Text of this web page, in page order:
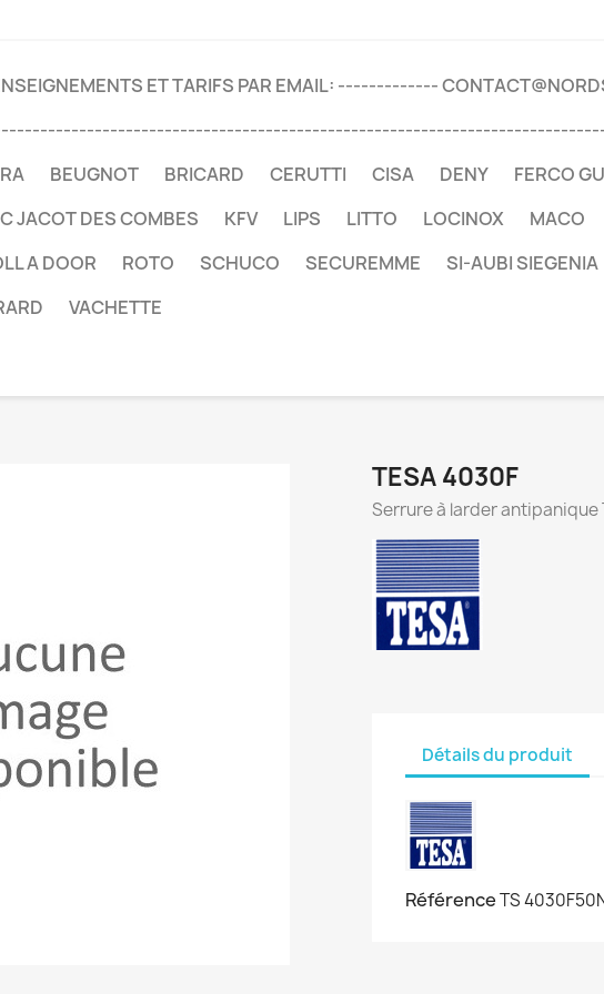
ET TARIFS PAR EMAIL: -------------
BEUGNOT BRICARD CERUTTI CISA DENY FERCO GU
JACOT DES COMBES
KFV LIPS LITTO LOCINOX MACO
A DOOR
ROTO SCHUCO SECUREMME SI-AUBI SIEGENIA
VACHETTE
TESA 4030F
Serrure à larder antipanique
Détails du produit
RéférenceTS